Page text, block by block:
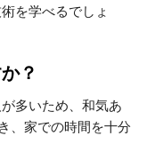
を学べるでしょ
？
多いため、和気あ
、家での時間を十分